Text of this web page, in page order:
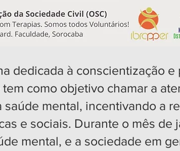
dedicada à conscientização e
como objetivo chamar a
mental, incentivando a
e sociais. Durante o mês de
mental, e a sociedade em